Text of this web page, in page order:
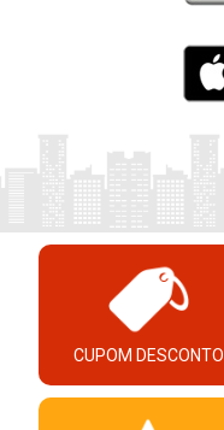
CUPOM DESCONTO